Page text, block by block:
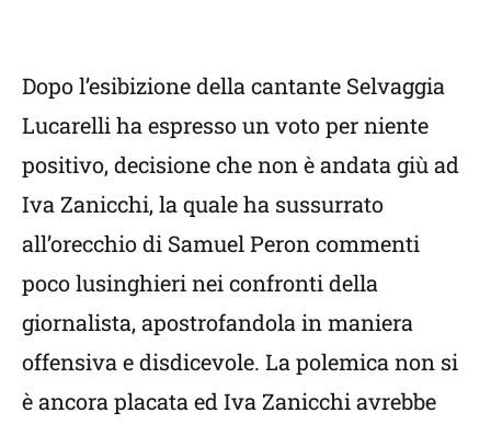
Dopo l’esibizione della cantante Selvaggia
Lucarelli ha espresso un voto per niente
positivo, decisione che non è andata giù ad
Iva Zanicchi, la quale ha sussurrato
all’orecchio di Samuel Peron commenti
poco lusinghieri nei confronti della
giornalista, apostrofandola in maniera
offensiva e disdicevole. La polemica non si
è ancora placata ed Iva Zanicchi avrebbe